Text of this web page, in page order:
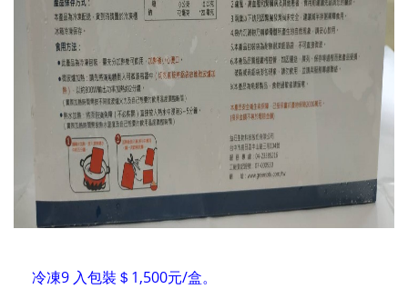
冷凍9 入包裝＄1,500元/盒。